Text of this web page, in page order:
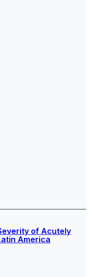
of Acutely
America